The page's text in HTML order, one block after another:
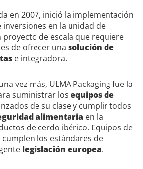
en 2007, inició la implementación
en la unidad de
de escala que requiere
de ofrecer una solución de
e integradora.
vez más, ULMA Packaging fue la
suministrar los equipos de
de su clase y cumplir todos
alimentaria en la
de cerdo ibérico. Equipos de
los estándares de
legislación europea.